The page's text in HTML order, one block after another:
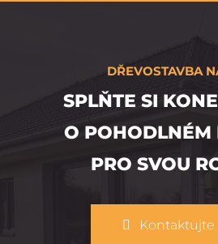
DŘEVOSTAVBA
SPLŇTE SI
O POHODLNÉM
PRO SVOU
Kontaktujte